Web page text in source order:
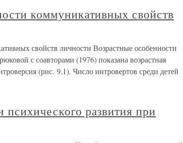
коммуникативных свойств
свойств личности Возрастные особенности
с соавторами (1976) показана возрастная
(рис. 9.1). Число интровертов среди детей
развития при